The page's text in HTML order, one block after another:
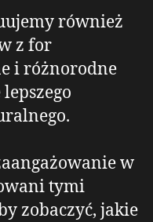
również
z for
i różnorodne
w
tymi
zobaczyć, jakie